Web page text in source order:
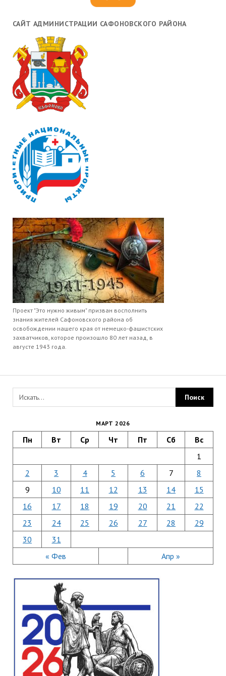
САЙТ АДМИНИСТРАЦИИ САФОНОВСКОГО РАЙОНА
Проект "Это нужно живым" призван восполнить
знания жителей Сафоновского района об
освобождении нашего края от немецко-фашистских
захватчиков, которое произошло 80 лет назад, в
августе 1943 года.
МАРТ 2026
Пн Вт Ср Чт Пт Сб Вс
« Фев Апр »
1
2
3 4 5 6 7
8
9
10 11 12 13 14
15
16
17 18 19 20 21
22
23
24 25 26 27 28
29
30
31